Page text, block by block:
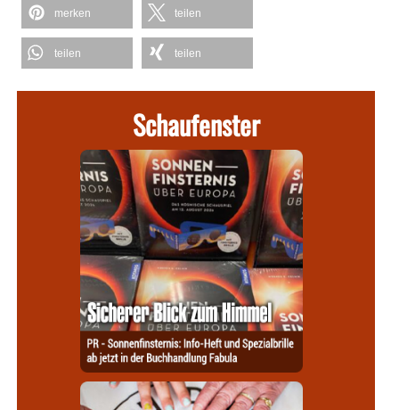
merken teilen
teilen teilen
Schaufenster